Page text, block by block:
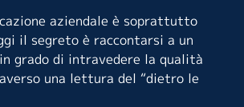
aziendale è soprattutto
il segreto è raccontarsi a un
grado di intravedere la qualità
una lettura del “dietro le